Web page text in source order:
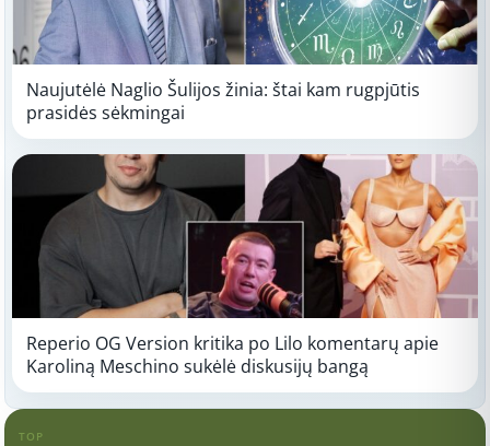
Naujutėlė Naglio Šulijos žinia: štai kam rugpjūtis
prasidės sėkmingai
Reperio OG Version kritika po Lilo komentarų apie
Karoliną Meschino sukėlė diskusijų bangą
TOP